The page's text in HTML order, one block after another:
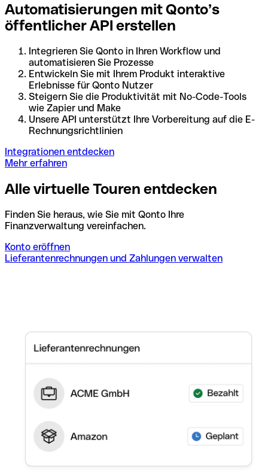
Automatisierungen mit Qonto’s
öffentlicher API erstellen
Integrieren Sie Qonto in Ihren Workflow und
automatisieren Sie Prozesse
Entwickeln Sie mit Ihrem Produkt interaktive
Erlebnisse für Qonto Nutzer
Steigern Sie die Produktivität mit No-Code-Tools
wie Zapier und Make
Unsere API unterstützt Ihre Vorbereitung auf die E-
Rechnungsrichtlinien
Integrationen entdecken
Mehr erfahren
Alle virtuelle Touren entdecken
Finden Sie heraus, wie Sie mit Qonto Ihre
Finanzverwaltung vereinfachen.
Konto eröffnen
Lieferantenrechnungen und Zahlungen verwalten